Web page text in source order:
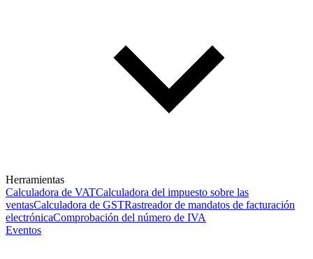
Herramientas
Calculadora de VATCalculadora del impuesto sobre las
ventasCalculadora de GSTRastreador de mandatos de facturación
electrónicaComprobación del número de IVA
Eventos